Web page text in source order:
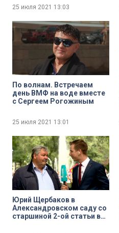
25 июля 2021 13:03
По волнам. Встречаем
день ВМФ на воде вместе
с Сергеем Рогожиным
25 июля 2021 13:01
Юрий Щербаков в
Александровском саду со
старшиной 2-ой статьи в